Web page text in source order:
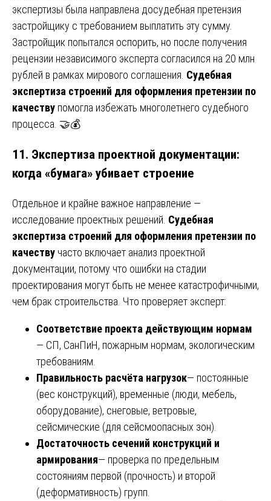
экспертизы была направлена досудебная претензия
застройщику с требованием выплатить эту сумму.
Застройщик попытался оспорить, но после получения
рецензии независимого эксперта согласился на 20 млн
рублей в рамках мирового соглашения. Судебная
экспертиза строений для оформления претензии по
качеству помогла избежать многолетнего судебного
процесса. 🤝💰
11. Экспертиза проектной документации:
когда «бумага» убивает строение
Отдельное и крайне важное направление —
исследование проектных решений. Судебная
экспертиза строений для оформления претензии по
качеству часто включает анализ проектной
документации, потому что ошибки на стадии
проектирования могут быть не менее катастрофичными,
чем брак строительства. Что проверяет эксперт:
Соответствие проекта действующим нормам
— СП, СанПиН, пожарным нормам, экологическим
требованиям.
Правильность расчёта нагрузок— постоянные
(вес конструкций), временные (люди, мебель,
оборудование), снеговые, ветровые,
сейсмические (для сейсмоопасных зон).
Достаточность сечений конструкций и
армирования— проверка по предельным
состояниям первой (прочность) и второй
(деформативность) групп.